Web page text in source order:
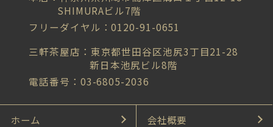
SHIMURAビル7階
フリーダイヤル：0120-91-0651
三軒茶屋店：東京都世田谷区池尻3丁目21-28
新日本池尻ビル8階
電話番号：03-6805-2036
ホーム 会社概要